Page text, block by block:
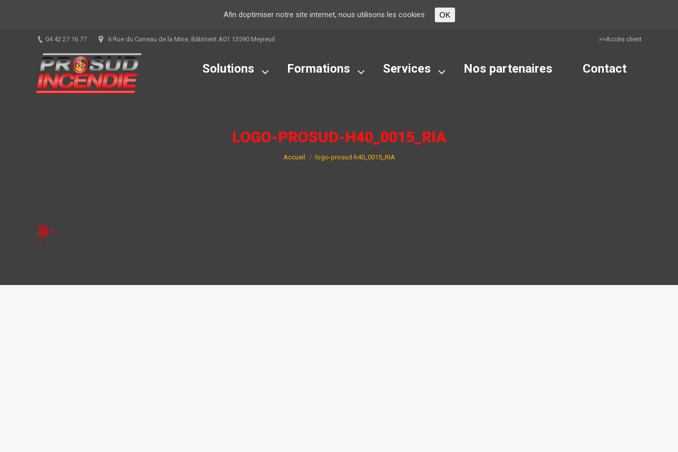
04 42 27 16 77 6 Rue du Carreau de la Mine, Bâtiment A01 13590 Meyreuil >>Accès client
Solutions Formations Services Nos partenaires Contact
LOGO-PROSUD-H40_0015_RIA
Vous êtes ici :
Accueil logo-prosud-h40_0015_RIA
Afin doptimiser notre site internet, nous utilisons les cookies OK